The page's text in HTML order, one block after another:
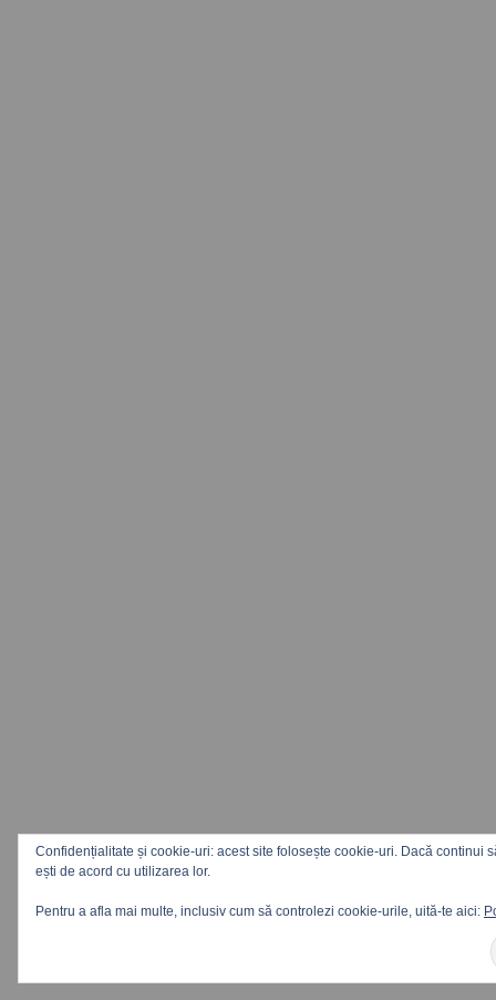
Confidențialitate și cookie-uri: acest site folosește cookie-uri. Dacă continui
ești de acord cu utilizarea lor.
Pentru a afla mai multe, inclusiv cum să controlezi cookie-urile, uită-te aici: